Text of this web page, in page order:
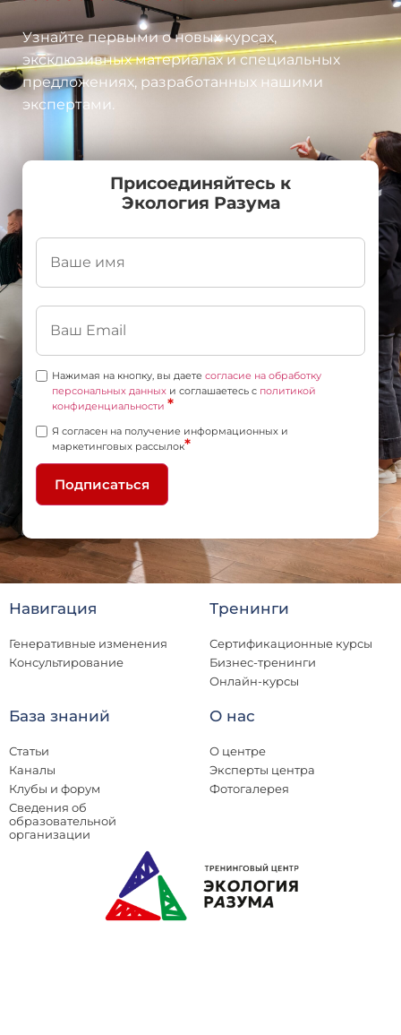
Узнайте первыми о новых курсах,
эксклюзивных материалах и специальных
предложениях, разработанных нашими
экспертами.
Присоединяйтесь к
Экология Разума
Нажимая на кнопку, вы даете согласие на обработку
персональных данных и соглашаетесь c политикой
конфиденциальности *
Я согласен на получение информационных и
маркетинговых рассылок*
Подписаться
Навигация
Генеративные изменения
Консультирование
Тренинги
Сертификационные курсы
Бизнес-тренинги
Онлайн-курсы
База знаний
Статьи
Каналы
Клубы и форум
Сведения об
образовательной
организации
О нас
О центре
Эксперты центра
Фотогалерея